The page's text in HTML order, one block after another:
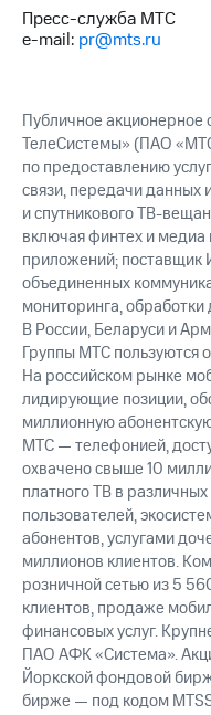
Пресс-служба МТС
e-mail: pr@mts.ru
Публичное
ТелеСистемы» (ПАО
по предоставлению
связи, передачи данных
и спутникового ТВ-
включая финтех и медиа
приложений; поставщик
объединенных
мониторинга,
В России, Беларуси и
Группы МТС пользуются
На российском рынке
лидирующие позиции,
миллионную
МТС — телефонией,
охвачено свыше 10
платного ТВ в
пользователей,
абонентов, услугами
миллионов клиентов.
розничной сетью из 5
клиентов, продаже
финансовых услуг.
ПАО АФК «Система».
Йоркской фондовой
бирже — под кодом